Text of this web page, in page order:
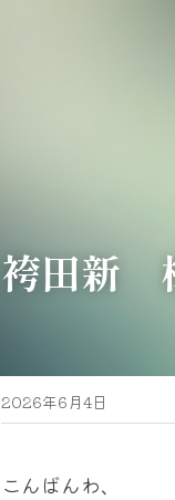
袴田新　
2026年6月4日
こんばんわ、